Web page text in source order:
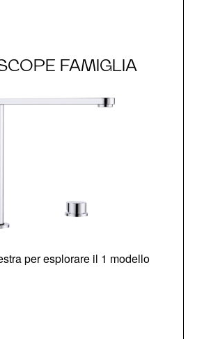
FAMIGLIA
per esplorare il 1 modello